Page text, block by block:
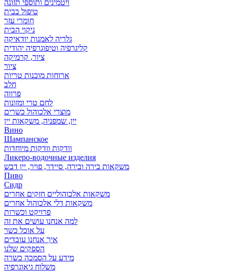
ויטמינים ותוספי תזונה
טיפול בבית
חומרי עזר
ניקוי הבית
גלריה לאמנות יודאיקה
קליגרפיה וטיפוגרפיה יהודית
ציור, קרמיקה
ציור
ארוחות מוכנות טריות
חלב
פרווה
לחם טרי ומזונות
מוצרי אלכוהול כשרים
יין, שמפניה, משקאות יין
Вино
Шампанское
וודקות וודקות מיוחדות
Ликеро-водочные изделия
משקאות בירה ובירה, סיידר, פויר, יין דבש
Пиво
Сидр
משקאות אלכוהוליים חזקים אחרים
משקאות דלי אלכוהול אחרים
פרויקט וכשרות
למה אנחנו עושים את זה
על אוכל כשר
איך אנחנו עובדים
הספקים שלנו
מידע על הסמכה כשרה
משלוח גיאוגרפיה